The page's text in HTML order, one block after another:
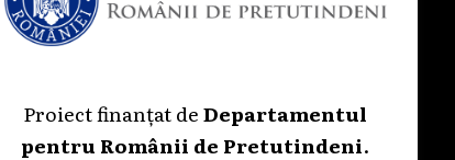
Proiect finanțat deDepartamentul
pentru Românii de Pretutindeni.